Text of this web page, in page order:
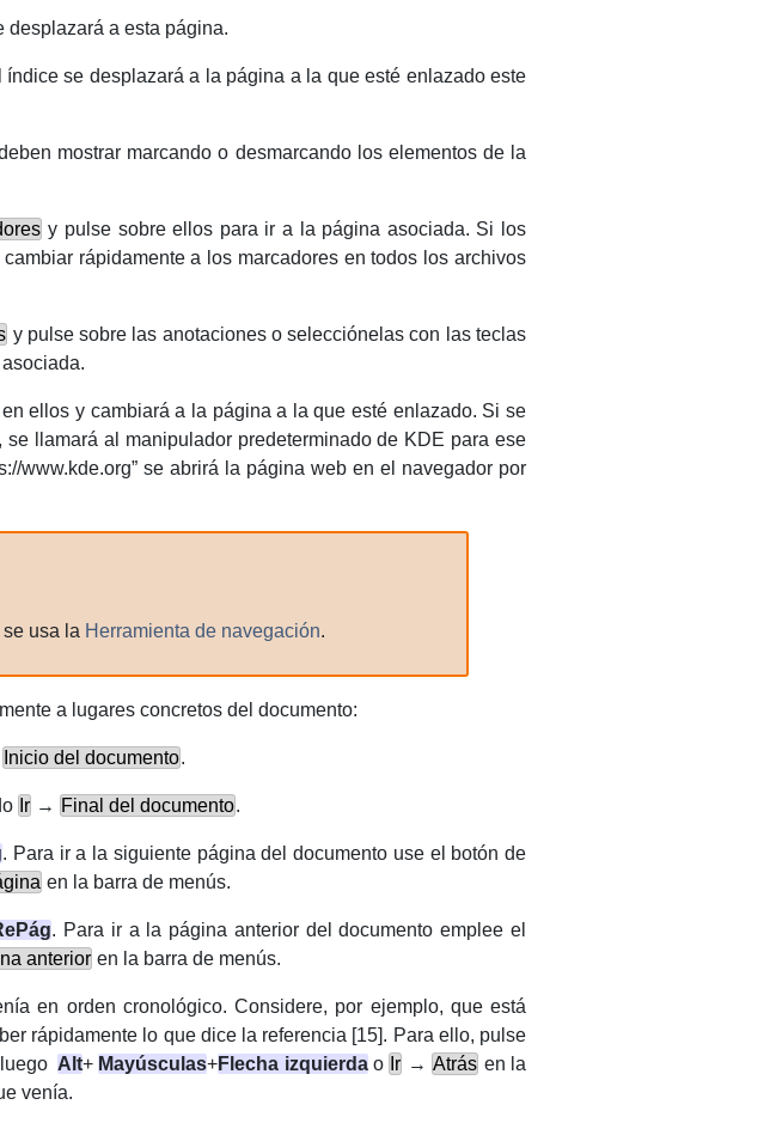
a esta página.
se desplazará a la página a la que esté enlazado este
mostrar marcando o desmarcando los elementos de la
y pulse sobre ellos para ir a la página asociada. Si los
rápidamente a los marcadores en todos los archivos
y pulse sobre las anotaciones o selecciónelas con las teclas
ellos y cambiará a la página a la que esté enlazado. Si se
llamará al manipulador predeterminado de KDE para ese
www.kde.org”se abrirá la página web en el navegador por
usa la Herramienta de navegación.
a lugares concretos del documento:
Inicio del documento.
Ir → Final del documento.
. Para ir a la siguiente página del documento use el botón de
en la barra de menús.
. Para ir a la página anterior del documento emplee el
anterior en la barra de menús.
en orden cronológico. Considere, por ejemplo, que está
rápidamente lo que dice la referencia [15]. Para ello, pulse
Alt+ Mayúsculas+Flecha izquierdao Ir → Atrás en la
venía.